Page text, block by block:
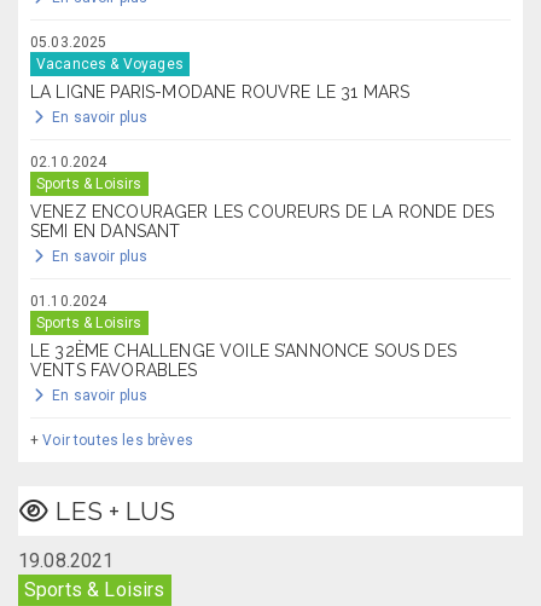
05.03.2025
Vacances & Voyages
LA LIGNE PARIS-MODANE ROUVRE LE 31 MARS
En savoir plus
02.10.2024
Sports & Loisirs
VENEZ ENCOURAGER LES COUREURS DE LA RONDE DES
SEMI EN DANSANT
En savoir plus
01.10.2024
Sports & Loisirs
LE 32ÈME CHALLENGE VOILE S’ANNONCE SOUS DES
VENTS FAVORABLES
En savoir plus
+Voir toutes les brèves
LES + LUS
19.08.2021
Sports & Loisirs